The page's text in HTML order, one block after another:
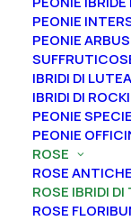
PEONIE
PEONIE
IBRIDI DI LUTEA
IBRIDI DI
PEONIE
PEONIE
ROSE
ROSE ANTICHE
ROSE IBRIDI
ROSE